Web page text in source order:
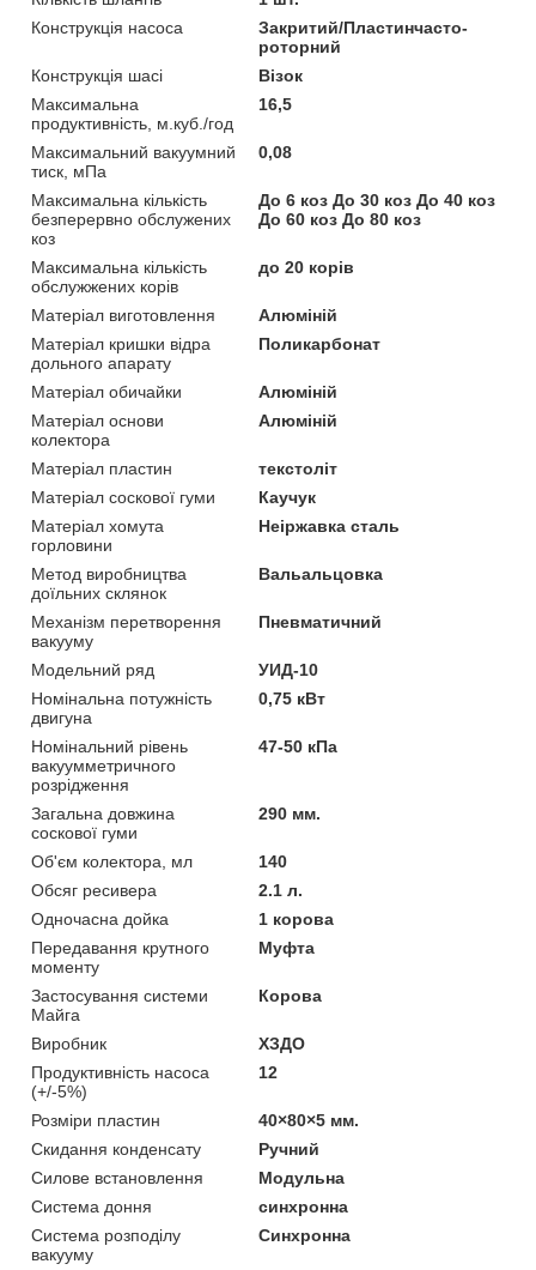
Конструкція насоса
Закритий/Пластинчасто-
роторний
Конструкція шасі
Візок
Максимальна
продуктивність, м.куб./год
16,5
Максимальний вакуумний
тиск, мПа
0,08
Максимальна кількість
безперервно обслужених
коз
До 6 коз До 30 коз До 40 коз
До 60 коз До 80 коз
Максимальна кількість
обслужжених корів
до 20 корів
Матеріал виготовлення
Алюміній
Матеріал кришки відра
дольного апарату
Поликарбонат
Матеріал обичайки
Алюміній
Матеріал основи
колектора
Алюміній
Матеріал пластин
текстоліт
Матеріал соскової гуми
Каучук
Матеріал хомута
горловини
Неіржавка сталь
Метод виробництва
доїльних склянок
Вальальцовка
Механізм перетворення
вакууму
Пневматичний
Модельний ряд
УИД-10
Номінальна потужність
двигуна
0,75 кВт
Номінальний рівень
вакуумметричного
розрідження
47-50 кПа
Загальна довжина
соскової гуми
290 мм.
Об'єм колектора, мл
140
Обсяг ресивера
2.1 л.
Одночасна дойка
1 корова
Передавання крутного
моменту
Муфта
Застосування системи
Майга
Корова
Виробник
ХЗДО
Продуктивність насоса
(+/-5%)
12
Розміри пластин
40×80×5 мм.
Скидання конденсату
Ручний
Силове встановлення
Модульна
Система доння
синхронна
Система розподілу
вакууму
Синхронна